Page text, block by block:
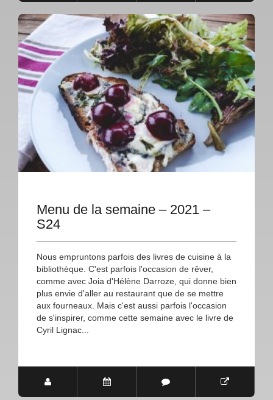
Menu de la semaine – 2021 –
S24
Nous empruntons parfois des livres de cuisine à la
bibliothèque. C'est parfois l'occasion de rêver,
comme avec Joia d'Hélène Darroze, qui donne bien
plus envie d'aller au restaurant que de se mettre
aux fourneaux. Mais c'est aussi parfois l'occasion
de s'inspirer, comme cette semaine avec le livre de
Cyril Lignac...